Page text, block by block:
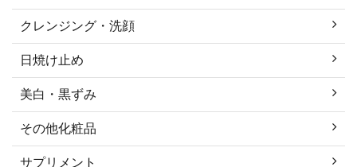
クレンジング・洗顔
日焼け止め
美白・黒ずみ
その他化粧品
サプリメント